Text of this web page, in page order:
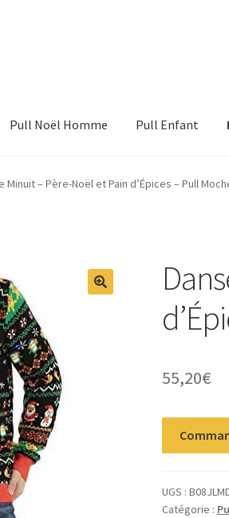
Pull Noël Homme Pull Enfant
Minuit – Père-Noël et Pain d’Épices – Pull
55,20€
UGS :
Catégorie :